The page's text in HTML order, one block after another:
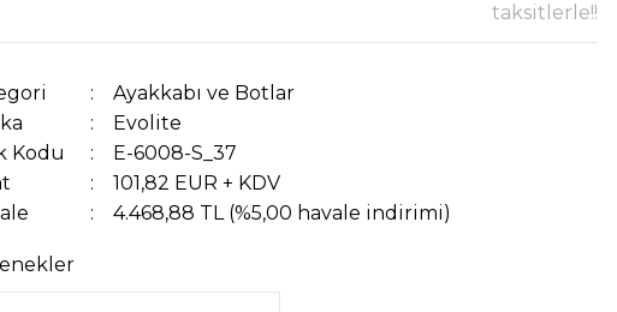
taksitlerle!!
Ayakkabı ve Botlar
Evolite
Kodu
E-6008-S_37
101,82 EUR + KDV
4.468,88 TL (%5,00 havale indirimi)